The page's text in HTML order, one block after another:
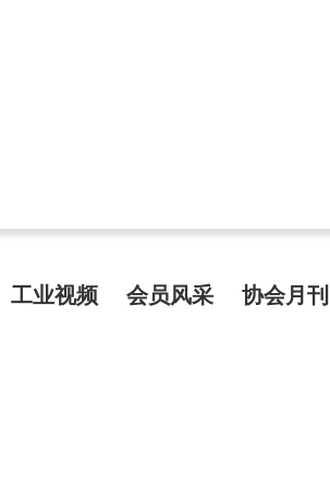
工业视频 会员风采 协会月刊